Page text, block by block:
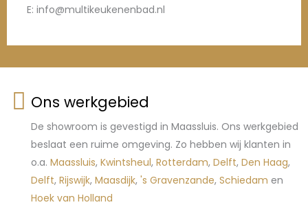
E: info@multikeukenenbad.nl
Ons werkgebied
De showroom is gevestigd in Maassluis. Ons werkgebied
beslaat een ruime omgeving. Zo hebben wij klanten in
o.a. Maassluis, Kwintsheul, Rotterdam, Delft, Den Haag,
Delft, Rijswijk, Maasdijk, 's Gravenzande, Schiedam en
Hoek van Holland